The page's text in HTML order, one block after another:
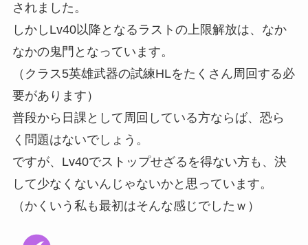
されました。
しかしLv40以降となるラストの上限解放は、なか
なかの鬼門となっています。
（クラス5英雄武器の試練HLをたくさん周回する必
要があります）
普段から日課として周回している方ならば、恐ら
く問題はないでしょう。
ですが、Lv40でストップせざるを得ない方も、決
して少なくないんじゃないかと思っています。
（かくいう私も最初はそんな感じでしたｗ）